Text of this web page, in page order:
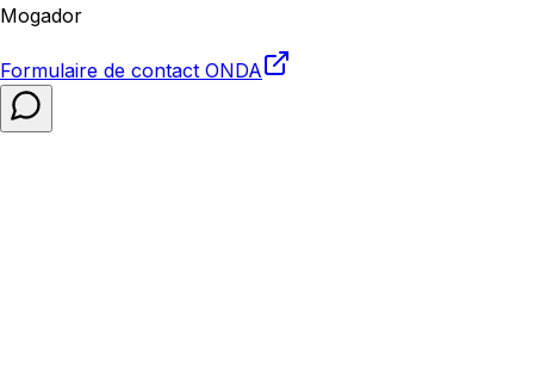
Mogador
Formulaire de contact ONDA